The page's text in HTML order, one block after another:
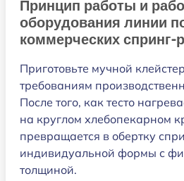
Принцип работы и
оборудования линии
коммерческих спринг-
Приготовьте мучной
требованиям
После того, как тесто
на круглом хлебопекарном
превращается в обертку
индивидуальной формы с
толщиной.